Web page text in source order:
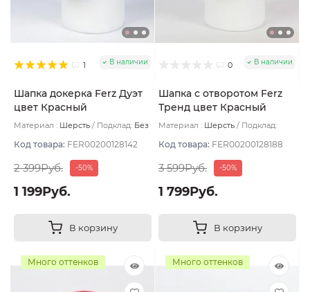
1 В наличии
Шапка докерка Ferz Дуэт
цвет Красный
Материал : Шерсть Подклад: Без
Код товара: FER00200128142
2 399Руб. -50%
1 199Руб.
В корзину
0 В наличии
Шапка с отворотом Ferz
Тренд цвет Красный
Материал : Шерсть
Подклад:
Код товара: FER00200128188
3 599Руб. -50%
1 799Руб.
В корзину
Много оттенков Много оттенков